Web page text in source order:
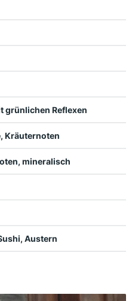
grünlichen Reflexen
Kräuternoten
mineralisch
Austern